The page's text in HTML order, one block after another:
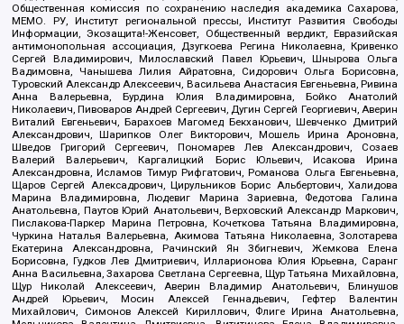
Общественная комиссия по сохранению наследия академика Сахарова,
МЕМО. РУ, Институт региональной прессы, Институт Развития Свободы
Информации, Экозащита!-Женсовет, Общественный вердикт, Евразийская
антимонопольная ассоциация, Дзугкоева Регина Николаевна, Кривенко
Сергей Владимирович, Милославский Павел Юрьевич, Шнырова Ольга
Вадимовна, Чанышева Лилия Айратовна, Сидорович Ольга Борисовна,
Туровский Александр Алексеевич, Васильева Анастасия Евгеньевна, Ривина
Анна Валерьевна, Бурдина Юлия Владимировна, Бойко Анатолий
Николаевич, Пивоваров Андрей Сергеевич, Дугин Сергей Георгиевич, Аверин
Виталий Евгеньевич, Барахоев Магомед Бекханович, Шевченко Дмитрий
Александрович, Шарипков Олег Викторович, Мошель Ирина Ароновна,
Шведов Григорий Сергеевич, Пономарев Лев Александрович, Созаев
Валерий Валерьевич, Каргалицкий Борис Юльевич, Исакова Ирина
Александровна, Исламов Тимур Рифгатович, Романова Ольга Евгеньевна,
Щаров Сергей Алексадрович, Цирульников Борис Альбертович, Халидова
Марина Владимировна, Людевиг Марина Зариевна, Федотова Галина
Анатольевна, Паутов Юрий Анатольевич, Верховский Александр Маркович,
Пислакова-Паркер Марина Петровна, Кочеткова Татьяна Владимировна,
Чуркина Наталья Валерьевна, Акимова Татьяна Николаевна, Золотарева
Екатерина Александровна, Рачинский Ян Збигневич, Жемкова Елена
Борисовна, Гудков Лев Дмитриевич, Илларионова Юлия Юрьевна, Саранг
Анна Васильевна, Захарова Светлана Сергеевна, Щур Татьяна Михайловна,
Щур Николай Алексеевич, Аверин Владимир Анатольевич, Блинушов
Андрей Юрьевич, Мосин Алексей Геннадьевич, Гефтер Валентин
Михайлович, Симонов Алексей Кириллович, Флиге Ирина Анатольевна,